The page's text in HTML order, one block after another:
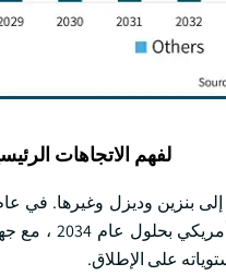
لفهم الاتجاهات
المتوقع أن
على الإطلاق.